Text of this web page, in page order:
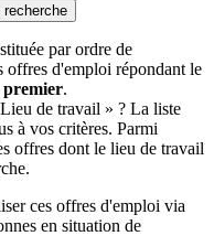
par ordre de
offres d'emploi répondant le
premier.
de travail » ? La liste
à vos critères. Parmi
offres dont le lieu de travail
ces offres d'emploi via
en situation de